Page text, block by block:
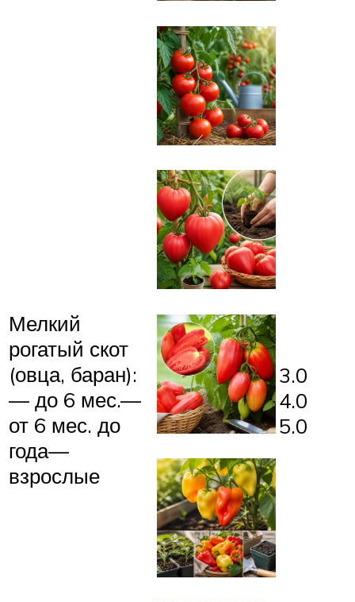
Мелкий
рогатый скот
(овца, баран):
— до 6 мес.—
от 6 мес. до
года—
взрослые
3.0
4.0
5.0